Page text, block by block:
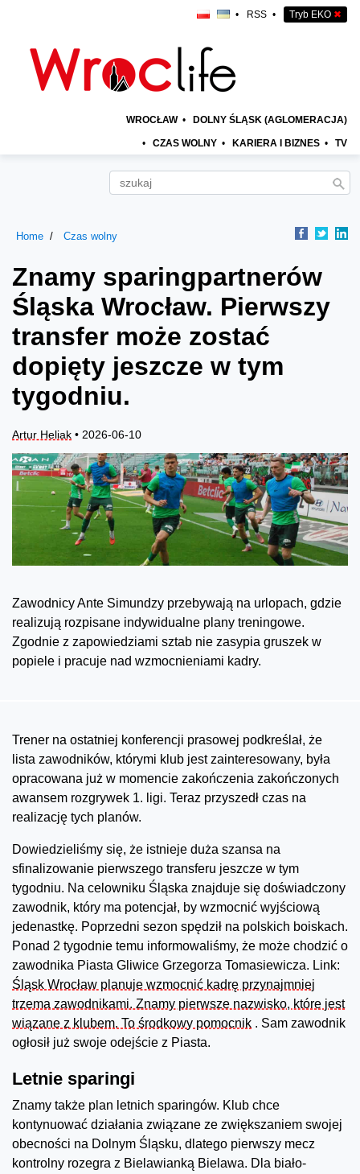
• RSS • Tryb EKO ✖
WROCŁAW • DOLNY ŚLĄSK (AGLOMERACJA)
• CZAS WOLNY • KARIERA I BIZNES • TV
Home Czas wolny
Znamy sparingpartnerów
Śląska Wrocław. Pierwszy
transfer może zostać
dopięty jeszcze w tym
tygodniu.
Artur Heliak • 2026-06-10
Zawodnicy Ante Simundzy przebywają na urlopach, gdzie
realizują rozpisane indywidualne plany treningowe.
Zgodnie z zapowiedziami sztab nie zasypia gruszek w
popiele i pracuje nad wzmocnieniami kadry.
Trener na ostatniej konferencji prasowej podkreślał, że
lista zawodników, którymi klub jest zainteresowany, była
opracowana już w momencie zakończenia zakończonych
awansem rozgrywek 1. ligi. Teraz przyszedł czas na
realizację tych planów.
Dowiedzieliśmy się, że istnieje duża szansa na
sfinalizowanie pierwszego transferu jeszcze w tym
tygodniu. Na celowniku Śląska znajduje się doświadczony
zawodnik, który ma potencjał, by wzmocnić wyjściową
jedenastkę. Poprzedni sezon spędził na polskich boiskach.
Ponad 2 tygodnie temu informowaliśmy, że może chodzić o
zawodnika Piasta Gliwice Grzegorza Tomasiewicza. Link:
Śląsk Wrocław planuje wzmocnić kadrę przynajmniej
trzema zawodnikami. Znamy pierwsze nazwisko, które jest
wiązane z klubem. To środkowy pomocnik . Sam zawodnik
ogłosił już swoje odejście z Piasta.
Letnie sparingi
Znamy także plan letnich sparingów. Klub chce
kontynuować działania związane ze zwiększaniem swojej
obecności na Dolnym Śląsku, dlatego pierwszy mecz
kontrolny rozegra z Bielawianką Bielawa. Dla biało-